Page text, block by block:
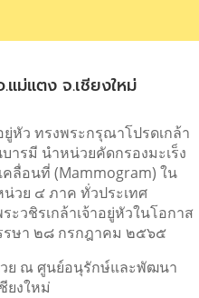
ม่แตง จ.เชียงใหม่
ยู่หัว ทรงพระกรุณาโปรดเกล้า
รมี นำหน่วยคัดกรองมะเร็ง
คลื่อนที่ (Mammogram) ใน
วย ๔ ภาค ทั่วประเทศ
ะวชิรเกล้าเจ้าอยู่หัวในโอกาส
รษา ๒๘ กรกฎาคม ๒๕๖๕
ย ณ ศูนย์อนุรักษ์และพัฒนา
ยงใหม่